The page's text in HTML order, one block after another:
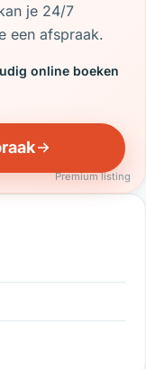
je 24/7
een afspraak.
online boeken
Premium listing